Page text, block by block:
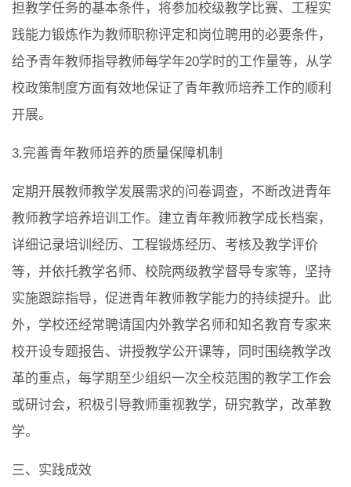
担教学任务的基本条件，将参加校级教学比赛、工程实
践能力锻炼作为教师职称评定和岗位聘用的必要条件，
给予青年教师指导教师每学年20学时的工作量等，从学
校政策制度方面有效地保证了青年教师培养工作的顺利
开展。
3.完善青年教师培养的质量保障机制
定期开展教师教学发展需求的问卷调查，不断改进青年
教师教学培养培训工作。建立青年教师教学成长档案，
详细记录培训经历、工程锻炼经历、考核及教学评价
等，并依托教学名师、校院两级教学督导专家等，坚持
实施跟踪指导，促进青年教师教学能力的持续提升。此
外，学校还经常聘请国内外教学名师和知名教育专家来
校开设专题报告、讲授教学公开课等，同时围绕教学改
革的重点，每学期至少组织一次全校范围的教学工作会
或研讨会，积极引导教师重视教学，研究教学，改革教
学。
三、实践成效